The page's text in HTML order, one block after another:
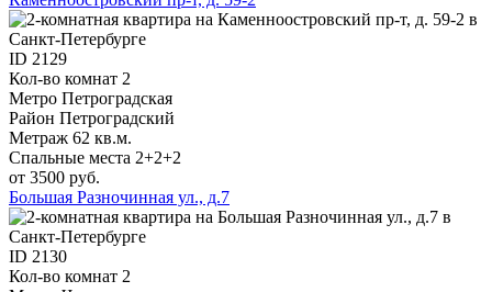
ID 2129
Кол-во комнат 2
Метро Петроградская
Район Петроградский
Метраж 62 кв.м.
Спальные места 2+2+2
от 3500 руб.
Большая Разночинная ул., д.7
ID 2130
Кол-во комнат 2